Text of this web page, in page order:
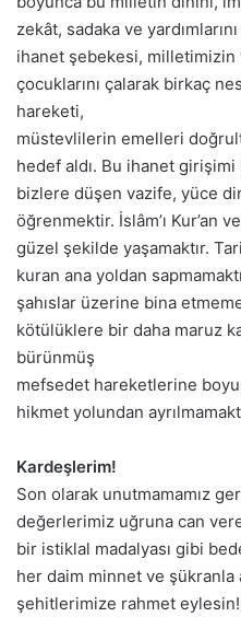
zekât, sadaka ve
ihanet şebekesi, milletimizin
çocuklarını çalarak birkaç
hareketi,
müstevlilerin emelleri
hedef aldı. Bu ihanet
bizlere düşen vazife, yüce
öğrenmektir. İslâm’ı Kur’an
güzel şekilde yaşamaktır.
kuran ana yoldan
şahıslar üzerine bina
kötülüklere bir daha maruz
bürünmüş
mefsedet hareketlerine
hikmet yolundan
Kardeşlerim!
Son olarak unutmamamız
değerlerimiz uğruna can
bir istiklal madalyası gibi
her daim minnet ve şükranla
şehitlerimize rahmet